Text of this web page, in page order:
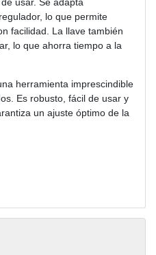
lo que permite
facilidad. La llave también
lo que ahorra tiempo a la
herramienta imprescindible
Es robusto, fácil de usar y
un ajuste óptimo de la